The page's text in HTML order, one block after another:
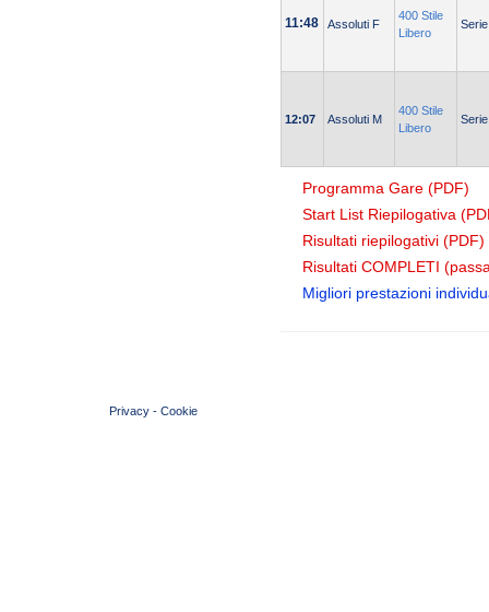
11:48 Assoluti F
400 Stile
Libero
Serie
12:07 Assoluti M
400 Stile
Libero
Serie
Programma Gare (PDF)
Start List Riepilogativa
Risultati riepilogativi (PDF)
Risultati COMPLETI
Migliori prestazioni
Privacy - Cookie